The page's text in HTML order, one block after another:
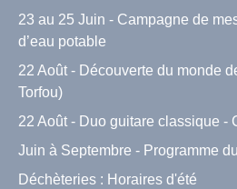
23 au 25 Juin - Campagne de
d’eau potable
22 Août - Découverte du monde
Torfou)
22 Août - Duo guitare classique -
Juin à Septembre - Programme
Déchèteries : Horaires d'été